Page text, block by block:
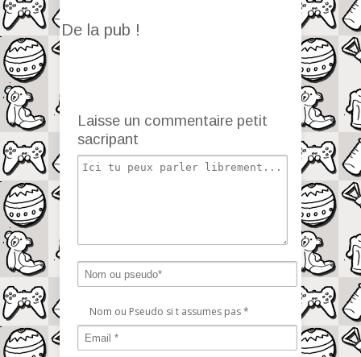
De la pub !
Laisse un commentaire petit
sacripant
Nom ou Pseudo si t assumes pas*